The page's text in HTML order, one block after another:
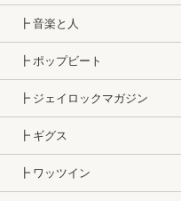
┣ 音楽と人
┣ ポップビート
┣ ジェイロックマガジン
┣ ギグス
┣ ワッツイン